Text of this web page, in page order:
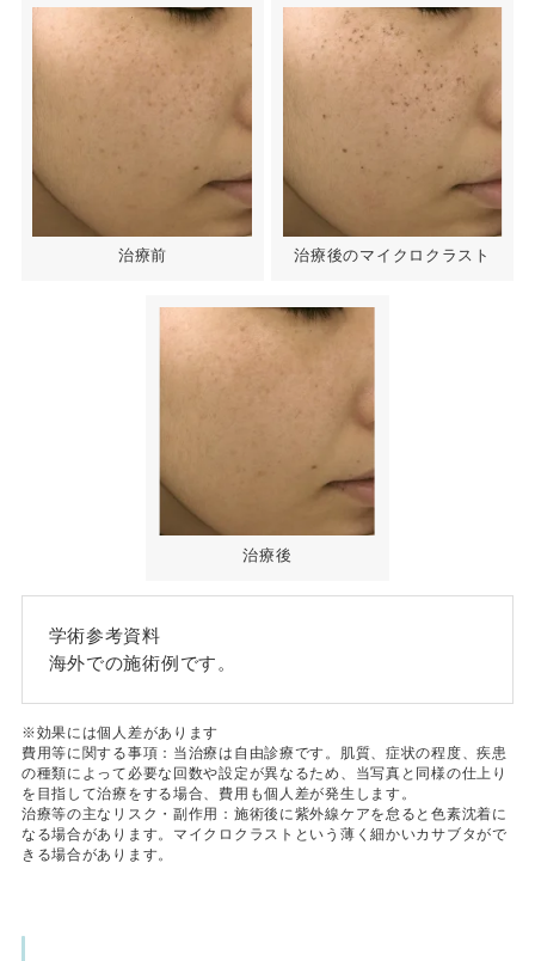
治療前 治療後のマイクロクラスト
治療後
学術参考資料
海外での施術例です。
※効果には個人差があります
費用等に関する事項：当治療は自由診療です。肌質、症状の程度、疾患
の種類によって必要な回数や設定が異なるため、当写真と同様の仕上り
を目指して治療をする場合、費用も個人差が発生します。
治療等の主なリスク・副作用：施術後に紫外線ケアを怠ると色素沈着に
なる場合があります。マイクロクラストという薄く細かいカサブタがで
きる場合があります。